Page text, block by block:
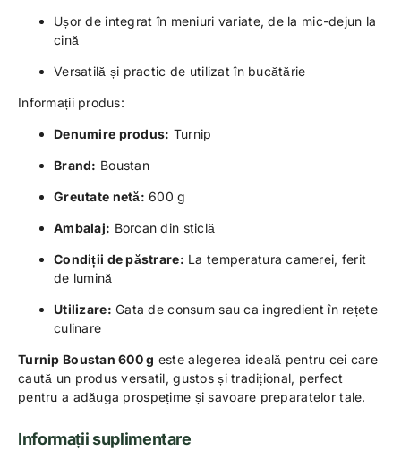
Ușor de integrat în meniuri variate, de la mic-dejun la
cină
Versatilă și practic de utilizat în bucătărie
Informații produs:
Denumire produs: Turnip
Brand: Boustan
Greutate netă: 600 g
Ambalaj: Borcan din sticlă
Condiții de păstrare: La temperatura camerei, ferit
de lumină
Utilizare: Gata de consum sau ca ingredient în rețete
culinare
Turnip Boustan 600 g este alegerea ideală pentru cei care
caută un produs versatil, gustos și tradițional, perfect
pentru a adăuga prospețime și savoare preparatelor tale.
Informații suplimentare